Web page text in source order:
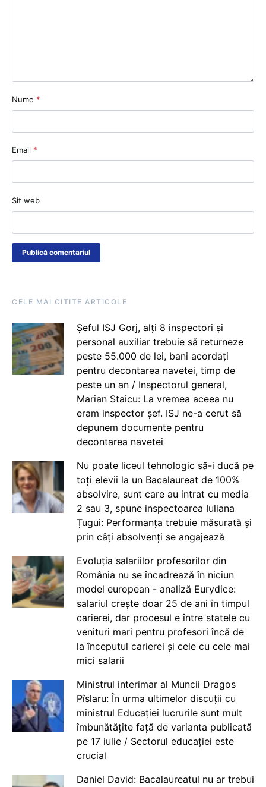
Nume *
Email *
Sit web
CELE MAI CITITE ARTICOLE
Șeful ISJ Gorj, alți 8 inspectori și
personal auxiliar trebuie să returneze
peste 55.000 de lei, bani acordați
pentru decontarea navetei, timp de
peste un an / Inspectorul general,
Marian Staicu: La vremea aceea nu
eram inspector șef. ISJ ne-a cerut să
depunem documente pentru
decontarea navetei
Nu poate liceul tehnologic să-i ducă pe
toți elevii la un Bacalaureat de 100%
absolvire, sunt care au intrat cu media
2 sau 3, spune inspectoarea Iuliana
Țugui: Performanța trebuie măsurată și
prin câți absolvenți se angajează
Evoluția salariilor profesorilor din
România nu se încadrează în niciun
model european - analiză Eurydice:
salariul crește doar 25 de ani în timpul
carierei, dar procesul e între statele cu
venituri mari pentru profesori încă de
la începutul carierei și cele cu cele mai
mici salarii
Ministrul interimar al Muncii Dragos
Pîslaru: În urma ultimelor discuții cu
ministrul Educației lucrurile sunt mult
îmbunătățite față de varianta publicată
pe 17 iulie / Sectorul educației este
crucial
Daniel David: Bacalaureatul nu ar trebui